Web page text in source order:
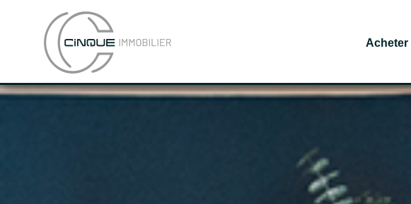
Acheter